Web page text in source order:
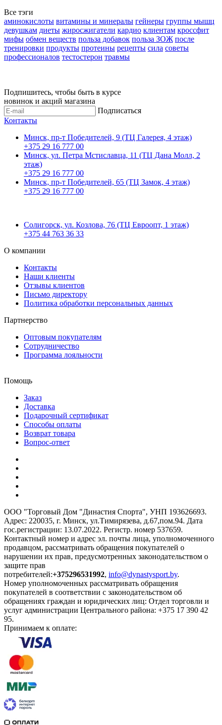
Все тэги
аминокислоты витамины и минералы гейнеры группы мышц
девушкам диеты жиросжигатели кардио клиентам кроссфит
мифы обмен веществ польза добавок польза ЗОЖ после
тренировки продукты протеины рецепты сила советы
профессионалов тестостерон травмы
Подпишитесь, чтобы быть в курсе
новинок и акций магазина
Подписаться
Контакты
Минск, пр-т Победителей, 9 (ТЦ Галерея, 4 этаж)
+375 29 16 777 00
Минск, ул. Петра Мстиславца, 11 (ТЦ Дана Молл, 2
этаж)
+375 29 16 777 00
Минск, пр-т Победителей, 65 (ТЦ Замок, 4 этаж)
+375 29 16 777 00
Солигорск, ул. Козлова, 76 (ТЦ Евроопт, 1 этаж)
+375 44 763 36 33
О компании
Контакты
Наши клиенты
Отзывы клиентов
Письмо директору
Политика обработки персональных данных
Партнерство
Оптовым покупателям
Сотрудничество
Программа лояльности
Помощь
Заказ
Доставка
Подарочный сертификат
Способы оплаты
Возврат товара
Вопрос-ответ
ООО "Торговый Дом "Династия Спорта", УНП 193626693.
Адрес: 220035, г. Минск, ул.Тимирязева, д.67,пом.94. Дата
гос.регистрации: 13.07.2022. Регистр. номер 537659.
Контактный номер и адрес эл. почты лица, уполномоченного
продавцом, рассматривать обращения покупателей о
нарушении их прав, предусмотренных законодательством о
защите прав
потребителей:+375296531992, info@dynastysport.by.
Номер уполномоченных рассматривать обращения
покупателей в соответствии с законодательством об
обращениях граждан и юридических лиц: Отдел торговли и
услуг администрации Центрального района: +375 17 390 42
95.
Принимаем к оплате: